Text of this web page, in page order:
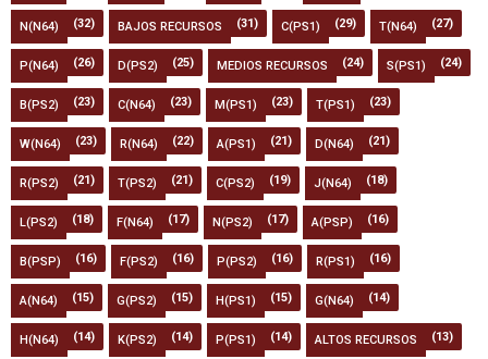
N(N64) (32) BAJOS RECURSOS (31) C(PS1) (29) T(N64) (27)
P(N64) (26) D(PS2) (25) MEDIOS RECURSOS (24) S(PS1) (24)
B(PS2) (23) C(N64) (23) M(PS1) (23) T(PS1) (23)
W(N64) (23) R(N64) (22) A(PS1) (21) D(N64) (21)
R(PS2) (21) T(PS2) (21) C(PS2) (19) J(N64) (18)
L(PS2) (18) F(N64) (17) N(PS2) (17) A(PSP) (16)
B(PSP) (16) F(PS2) (16) P(PS2) (16) R(PS1) (16)
A(N64) (15) G(PS2) (15) H(PS1) (15) G(N64) (14)
H(N64) (14) K(PS2) (14) P(PS1) (14) ALTOS RECURSOS (13)